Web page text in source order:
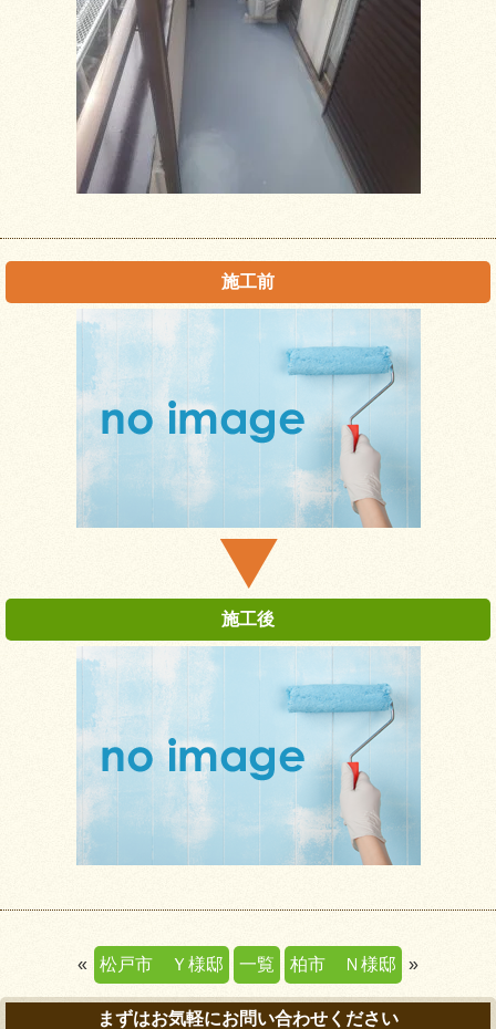
« 松戸市 Ｙ様邸 一覧 柏市 Ｎ様邸 »
まずはお気軽にお問い合わせください